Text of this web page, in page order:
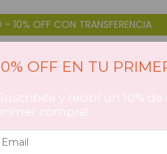
3 CUOTAS SIN INTERÉS DÉBITO
OFF EN TU
y recibí un 10%
compra!